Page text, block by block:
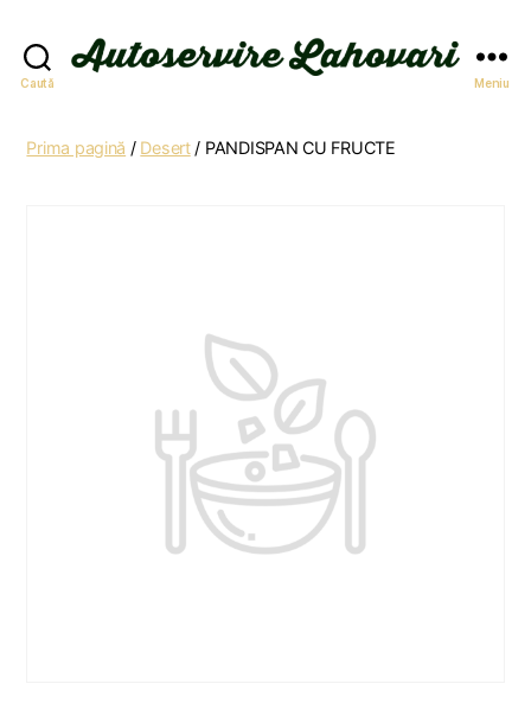
Caută Meniu
Prima pagină / Desert/ PANDISPAN CU FRUCTE